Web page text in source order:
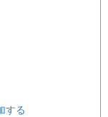
する